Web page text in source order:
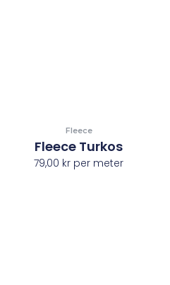
Fleece
Fleece Turkos
79,00 kr per meter